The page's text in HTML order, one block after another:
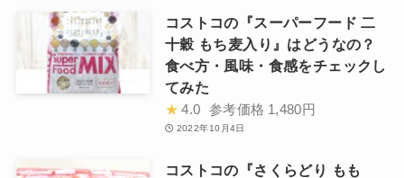
コストコの『スーパーフード 二
十穀 もち麦入り』はどうなの？
食べ方・風味・食感をチェックし
てみた
★ 4.0 参考価格 1,480円
2022年10月4日
コストコの『さくらどり もも